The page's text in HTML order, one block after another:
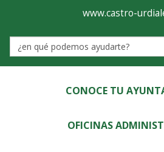
Ayuntamiento
de
Castro-
Urdiales
www.castro-
Label
CONOCE TU
OFICINAS